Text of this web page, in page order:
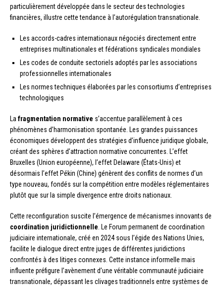
particulièrement développée dans le secteur des technologies
financières, illustre cette tendance à l’autorégulation transnationale.
Les accords-cadres internationaux négociés directement entre
entreprises multinationales et fédérations syndicales mondiales
Les codes de conduite sectoriels adoptés par les associations
professionnelles internationales
Les normes techniques élaborées par les consortiums d’entreprises
technologiques
La fragmentation normative s’accentue parallèlement à ces
phénomènes d’harmonisation spontanée. Les grandes puissances
économiques développent des stratégies d’influence juridique globale,
créant des sphères d’attraction normative concurrentes. L’effet
Bruxelles (Union européenne), l’effet Delaware (États-Unis) et
désormais l’effet Pékin (Chine) génèrent des conflits de normes d’un
type nouveau, fondés sur la compétition entre modèles réglementaires
plutôt que sur la simple divergence entre droits nationaux.
Cette reconfiguration suscite l’émergence de mécanismes innovants de
coordination juridictionnelle . Le Forum permanent de coordination
judiciaire internationale, créé en 2024 sous l’égide des Nations Unies,
facilite le dialogue direct entre juges de différentes juridictions
confrontés à des litiges connexes. Cette instance informelle mais
influente préfigure l’avènement d’une véritable communauté judiciaire
transnationale, dépassant les clivages traditionnels entre systèmes de